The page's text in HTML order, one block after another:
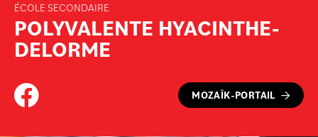
ÉCOLE SECONDAIRE
POLYVALENTE HYACINTHE-
DELORME
MOZAÏK-PORTAIL